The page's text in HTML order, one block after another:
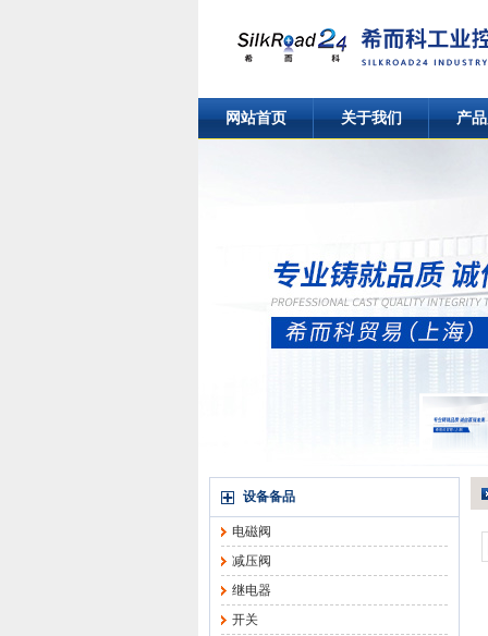
网站首页 关于我们 产
设备备品
电磁阀
减压阀
继电器
开关